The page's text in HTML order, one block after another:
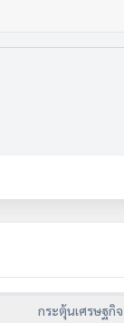
กระตุ้นเศรษฐกิจ